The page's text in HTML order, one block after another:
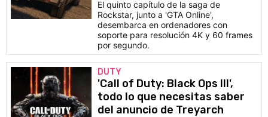
El quinto capítulo de la saga de
Rockstar, junto a 'GTA Online',
desembarca en ordenadores con
soporte para resolución 4K y 60 frames
por segundo.
DUTY
'Call of Duty: Black Ops III',
todo lo que necesitas saber
del anuncio de Treyarch